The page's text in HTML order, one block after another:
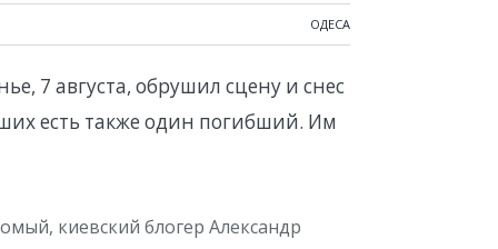
ОДЕСА
7 августа, обрушил сцену и снес
есть также один погибший. Им
киевский блогер Александр